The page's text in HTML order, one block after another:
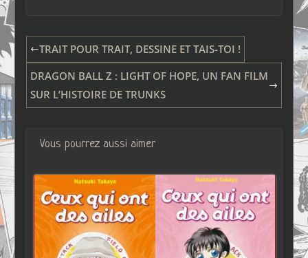
TRAIT POUR TRAIT, DESSINE ET TAIS-TOI !
DRAGON BALL Z : LIGHT OF HOPE, UN FAN FILM
SUR L’HISTOIRE DE TRUNKS
Vous pourrez aussi aimer